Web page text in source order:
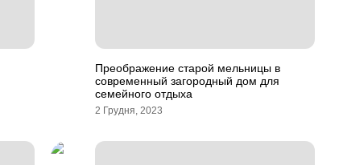
Преображение старой мельницы в
современный загородный дом для
семейного отдыха
2 Грудня, 2023